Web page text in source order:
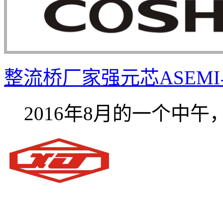
整流桥厂家强元芯
2016年8月的一个中午